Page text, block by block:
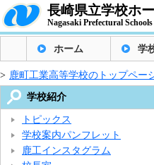
長崎県立学校ホ
Nagasaki Prefectural Schools
ホーム 学
> 鹿町工業高等学校のトップペー
学校紹介
トピックス
学校案内パンフレット
鹿工インスタグラム